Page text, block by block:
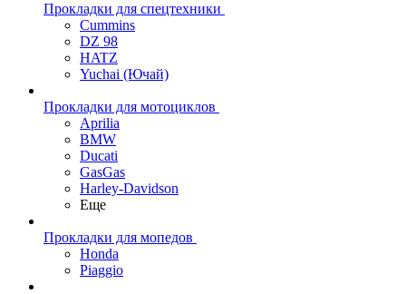
Прокладки для спецтехники
Cummins
DZ 98
HATZ
Yuchai (Ючай)
Прокладки для мотоциклов
Aprilia
BMW
Ducati
GasGas
Harley-Davidson
Еще
Прокладки для мопедов
Honda
Piaggio